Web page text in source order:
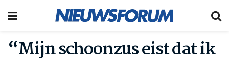
“Mijn schoonzus eist dat ik